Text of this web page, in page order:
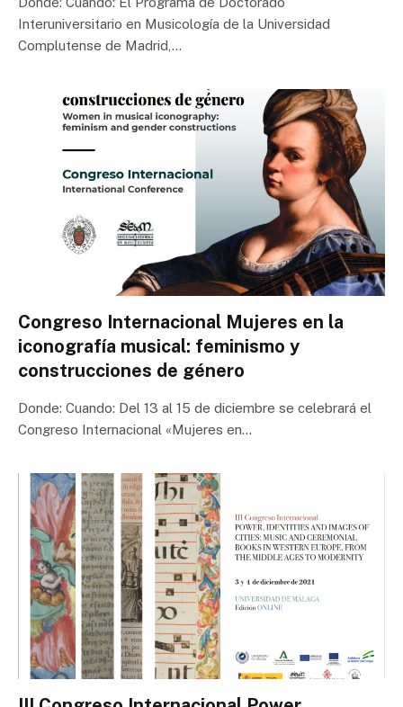
Interuniversitario en Musicología de la Universidad
Complutense de Madrid,…
Congreso Internacional Mujeres en la
iconografía musical: feminismo y
construcciones de género
Donde: Cuando: Del 13 al 15 de diciembre se celebrará el
Congreso Internacional «Mujeres en…